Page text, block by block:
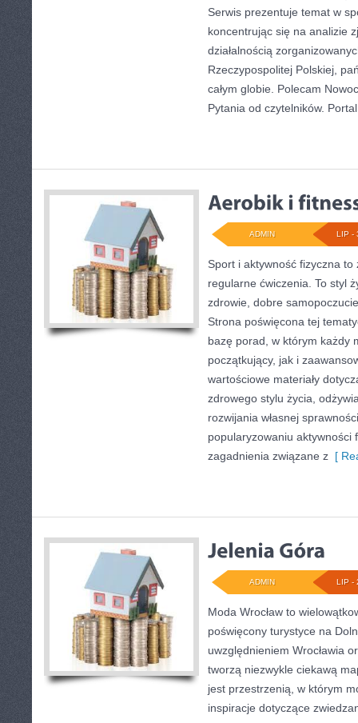
Serwis prezentuje temat w
koncentrując się na analizie
działalnością
Rzeczypospolitej Polskiej,
całym globie. Polecam
Pytania od czytelników. Portal
LIP -
ADMIN
Sport i aktywność fizyczna
regularne ćwiczenia. To styl
zdrowie, dobre
Strona poświęcona tej
bazę porad, w którym każdy
początkujący, jak i
wartościowe materiały
zdrowego stylu życia,
rozwijania własnej
popularyzowaniu aktywności
zagadnienia związane z [
LIP -
ADMIN
Moda Wrocław to
poświęcony turystyce na
uwzględnieniem Wrocławia
tworzą niezwykle ciekawą
jest przestrzenią, w którym
inspiracje dotyczące